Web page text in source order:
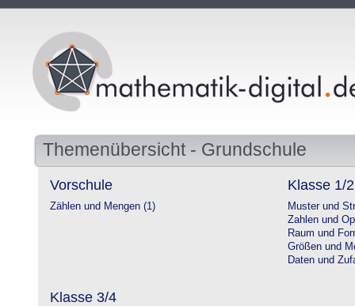
Themenübersicht - Grundschule
Vorschule
Zählen und Mengen (1)
Klasse 1/2
Muster und
Zahlen und
Raum und
Größen und
Daten und
Klasse 3/4